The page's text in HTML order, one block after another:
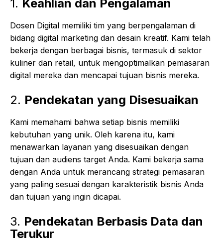
1. Keahlian dan Pengalaman
Dosen Digital memiliki tim yang berpengalaman di
bidang digital marketing dan desain kreatif. Kami telah
bekerja dengan berbagai bisnis, termasuk di sektor
kuliner dan retail, untuk mengoptimalkan pemasaran
digital mereka dan mencapai tujuan bisnis mereka.
2. Pendekatan yang Disesuaikan
Kami memahami bahwa setiap bisnis memiliki
kebutuhan yang unik. Oleh karena itu, kami
menawarkan layanan yang disesuaikan dengan
tujuan dan audiens target Anda. Kami bekerja sama
dengan Anda untuk merancang strategi pemasaran
yang paling sesuai dengan karakteristik bisnis Anda
dan tujuan yang ingin dicapai.
3. Pendekatan Berbasis Data dan
Terukur